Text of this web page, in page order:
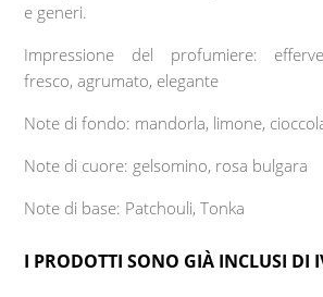
e generi.
Impressione del profumiere:
fresco, agrumato, elegante
Note di fondo: mandorla, limone,
Note di cuore: gelsomino, rosa bulgara
Note di base: Patchouli, Tonka
I PRODOTTI SONO GIÀ INCLUSI DI